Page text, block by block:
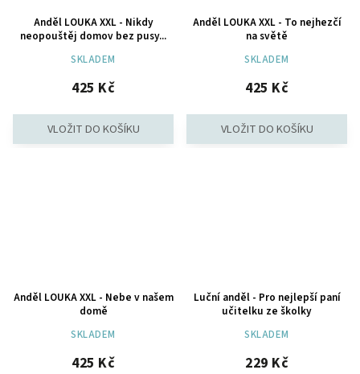
Anděl LOUKA XXL - Nikdy
neopouštěj domov bez pusy...
SKLADEM
425 Kč
Anděl LOUKA XXL - To nejhezčí
na světě
SKLADEM
425 Kč
Anděl LOUKA XXL - Nebe v našem
domě
SKLADEM
425 Kč
Luční anděl - Pro nejlepší paní
učitelku ze školky
SKLADEM
229 Kč